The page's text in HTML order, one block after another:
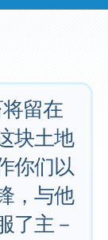
留在
块土地
你们以
，与他
了主－